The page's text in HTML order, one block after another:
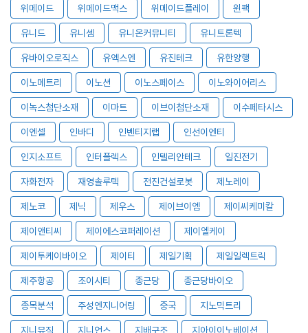
위메이드 위메이드맥스 위메이드플레이 윈팩
유니드 유니셈 유니온커뮤니티 유니트론텍
유바이오로직스 유엑스엔 유진테크 유한양행
이노메트리 이노션 이노스페이스 이노와이어리스
이녹스첨단소재 이마트 이브이첨단소재 이수페타시스
이엔셀 인바디 인벤티지랩 인선이엔티
인지소프트 인터플렉스 인텔리안테크 일진전기
자화전자 재영솔루텍 전진건설로봇 제노레이
제노코 제닉 제우스 제이브이엠 제이씨케미칼
제이앤티씨 제이에스코퍼레이션 제이엘케이
제이투케이바이오 제이티 제일기획 제일일렉트릭
제주항공 조이시티 종근당 종근당바이오
종목분석 주성엔지니어링 중국 지노믹트리
지니뮤직 지니언스 지배구조 지아이이노베이션